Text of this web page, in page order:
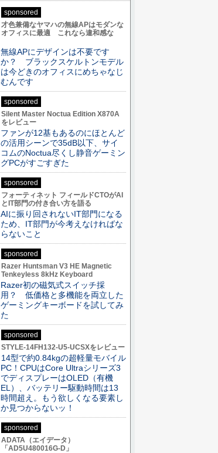
sponsored
才色兼備なヤマハの無線APはモダンな
オフィスに最適 これなら違和感な
無線APにデザインは不要です
か？ ブラックスケルトンモデル
は今どきのオフィスにめちゃなじ
むんです
sponsored
Silent Master Noctua Edition X870A
をレビュー
ファンが12基もあるのにほとんど
の活用シーンで35dB以下、サイ
コムのNoctua尽くし静音ゲーミン
グPCがすごすぎた
sponsored
フォーティネット フィールドCTOがAI
とIT部門の付き合い方を語る
AIに振り回されないIT部門になる
ため、IT部門が今考えなければな
らないこと
sponsored
Razer Huntsman V3 HE Magnetic
Tenkeyless 8kHz Keyboard
Razer初の磁気式スイッチ採
用？ 低価格と多機能を両立した
ゲーミングキーボードを試してみ
た
sponsored
STYLE-14FH132-U5-UCSXをレビュー
14型で約0.84kgの超軽量モバイル
PC！CPUはCore Ultraシリーズ3
でディスプレーはOLED（有機
EL）、バッテリー駆動時間は13
時間超え。もう欲しくなる要素し
か見つからないッ！
sponsored
ADATA（エイデータ）
「AD5U480016G-D」